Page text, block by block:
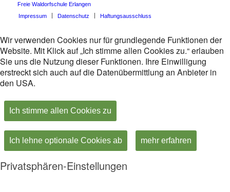
Freie Waldorfschule Erlangen
Impressum
Datenschutz Haftungsausschluss
Wir verwenden Cookies nur für grundlegende Funktionen der
Website. Mit Klick auf „Ich stimme allen Cookies zu.“ erlauben
Sie uns die Nutzung dieser Funktionen. Ihre Einwilligung
erstreckt sich auch auf die Datenübermittlung an Anbieter in
den USA.
Ich stimme allen Cookies zu
Ich lehne optionale Cookies ab mehr erfahren
Privatsphären-Einstellungen